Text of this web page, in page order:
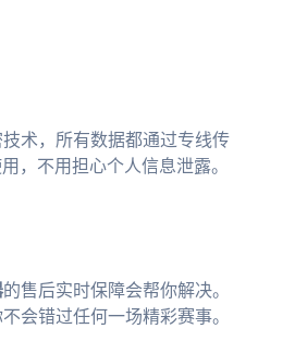
术，所有数据都通过专线传
，不用担心个人信息泄露。
的售后实时保障会帮你解决。
会错过任何一场精彩赛事。